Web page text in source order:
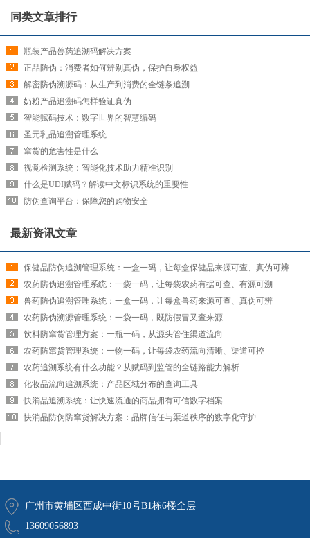
同类文章排行
瓶装产品兽药追溯码解决方案
正品防伪：消费者如何辨别真伪，保护自身权益
解密防伪溯源码：从生产到消费的全链条追溯
奶粉产品追溯码怎样验证真伪
智能赋码技术：数字世界的智慧编码
圣元乳品追溯管理系统
窜货的危害性是什么
视觉检测系统：智能化技术助力精准识别
什么是UDI赋码？解读中文标识系统的重要性
防伪查询平台：保障您的购物安全
最新资讯文章
保健品防伪追溯管理系统：一盒一码，让每盒保健品来源可查、真伪可辨
农药防伪追溯管理系统：一袋一码，让每袋农药有据可查、有源可溯
兽药防伪追溯管理系统：一盒一码，让每盒兽药来源可查、真伪可辨
农药防伪溯源管理系统：一袋一码，既防假冒又查来源
饮料防窜货管理方案：一瓶一码，从源头管住渠道流向
农药防窜货管理系统：一物一码，让每袋农药流向清晰、渠道可控
农药追溯系统有什么功能？从赋码到监管的全链路能力解析
化妆品流向追溯系统：产品区域分布的查询工具
快消品追溯系统：让快速流通的商品拥有可信数字档案
快消品防伪防窜货解决方案：品牌信任与渠道秩序的数字化守护
广州市黄埔区西成中街10号B1栋6楼全层
13609056893